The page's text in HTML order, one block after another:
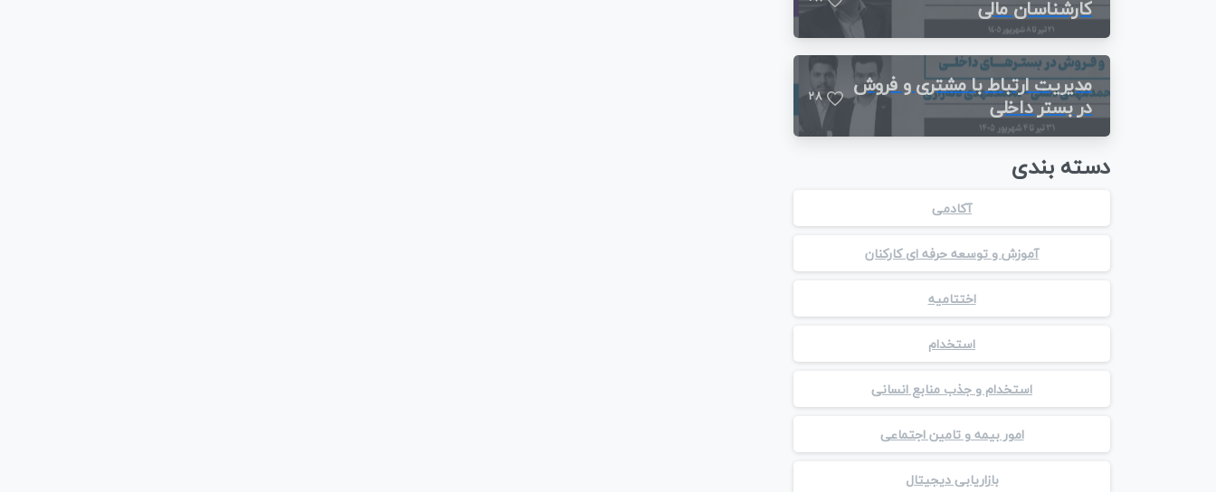
کارشناسان مالی
مدیریت ارتباط با مشتری و فروش
در بستر داخلی 28
دسته بندی
آکادمی
آموزش و توسعه حرفه ای کارکنان
اختتامیه
استخدام
استخدام و جذب منابع انسانی
امور بیمه و تامین اجتماعی
بازاریابی دیجیتال